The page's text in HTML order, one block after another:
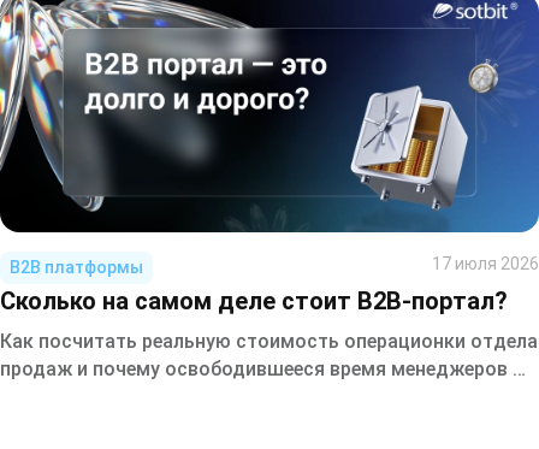
B2B платформы 17 июля 2026
Сколько на самом деле стоит B2B-портал?
Как посчитать реальную стоимость операционки отдела
продаж и почему освободившееся время менеджеров —